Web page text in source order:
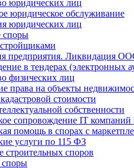
юридических лиц
юридическое обслуживание
юридических лиц
споры
предприятия. Ликвидация
в тендерах (электронных
физических лиц
права на объекты
стоимости
собственности
сопровождение IT компаний
помощь в спорах с
услуги по 115 ФЗ
строительных споров
споры